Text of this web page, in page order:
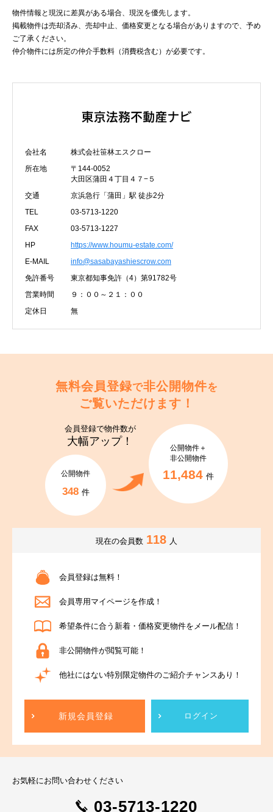
物件情報と現況に差異がある場合、現況を優先します。
掲載物件は売却済み、売却中止、価格変更となる場合がありますので、予め
ご了承ください。
仲介物件には所定の仲介手数料（消費税含む）が必要です。
会社名
株式会社笹林エスクロー
所在地
〒144-0052
大田区蒲田４丁目４７−５
交通
京浜急行「蒲田」駅 徒歩2分
TEL
03-5713-1220
FAX
03-5713-1227
HP
https://www.houmu-estate.com/
E-MAIL
info@sasabayashiescrow.com
免許番号
東京都知事免許（4）第91782号
営業時間
９：００～２１：００
定休日
無
無料会員登録で非公開物件を
ご覧いただけます！
会員登録で物件数が
大幅アップ！
公開物件
348 件
公開物件＋
非公開物件
11,484 件
現在の会員数 118 人
会員登録は無料！
会員専用マイページを作成！
希望条件に合う新着・価格変更物件をメール配信！
非公開物件が閲覧可能！
他社にはない特別限定物件のご紹介チャンスあり！
新規会員登録 ログイン
お気軽にお問い合わせください
03-5713-1220